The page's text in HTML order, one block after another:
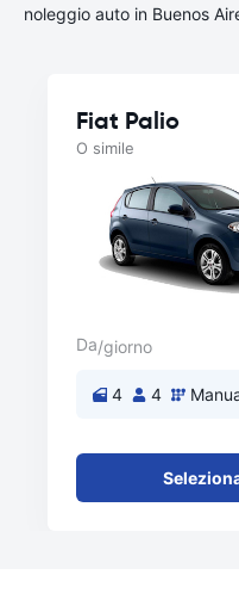
noleggio auto in Buenos
Fiat Palio
O simile
Da/giorno
4 4